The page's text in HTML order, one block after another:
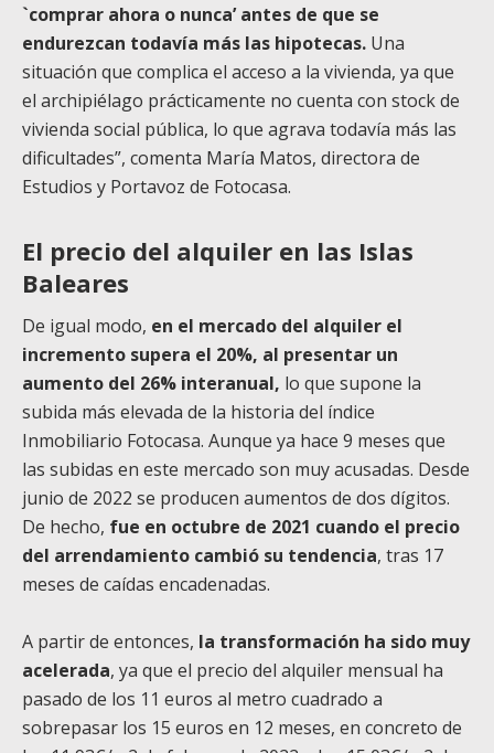
`comprar ahora o nunca’ antes de que se
endurezcan todavía más las hipotecas. Una
situación que complica el acceso a la vivienda, ya que
el archipiélago prácticamente no cuenta con stock de
vivienda social pública, lo que agrava todavía más las
dificultades”, comenta María Matos, directora de
Estudios y Portavoz de Fotocasa.
El precio del alquiler en las Islas
Baleares
De igual modo, en el mercado del alquiler el
incremento supera el 20%, al presentar un
aumento del 26% interanual, lo que supone la
subida más elevada de la historia del índice
Inmobiliario Fotocasa. Aunque ya hace 9 meses que
las subidas en este mercado son muy acusadas. Desde
junio de 2022 se producen aumentos de dos dígitos.
De hecho, fue en octubre de 2021 cuando el precio
del arrendamiento cambió su tendencia, tras 17
meses de caídas encadenadas.
A partir de entonces, la transformación ha sido muy
acelerada, ya que el precio del alquiler mensual ha
pasado de los 11 euros al metro cuadrado a
sobrepasar los 15 euros en 12 meses, en concreto de